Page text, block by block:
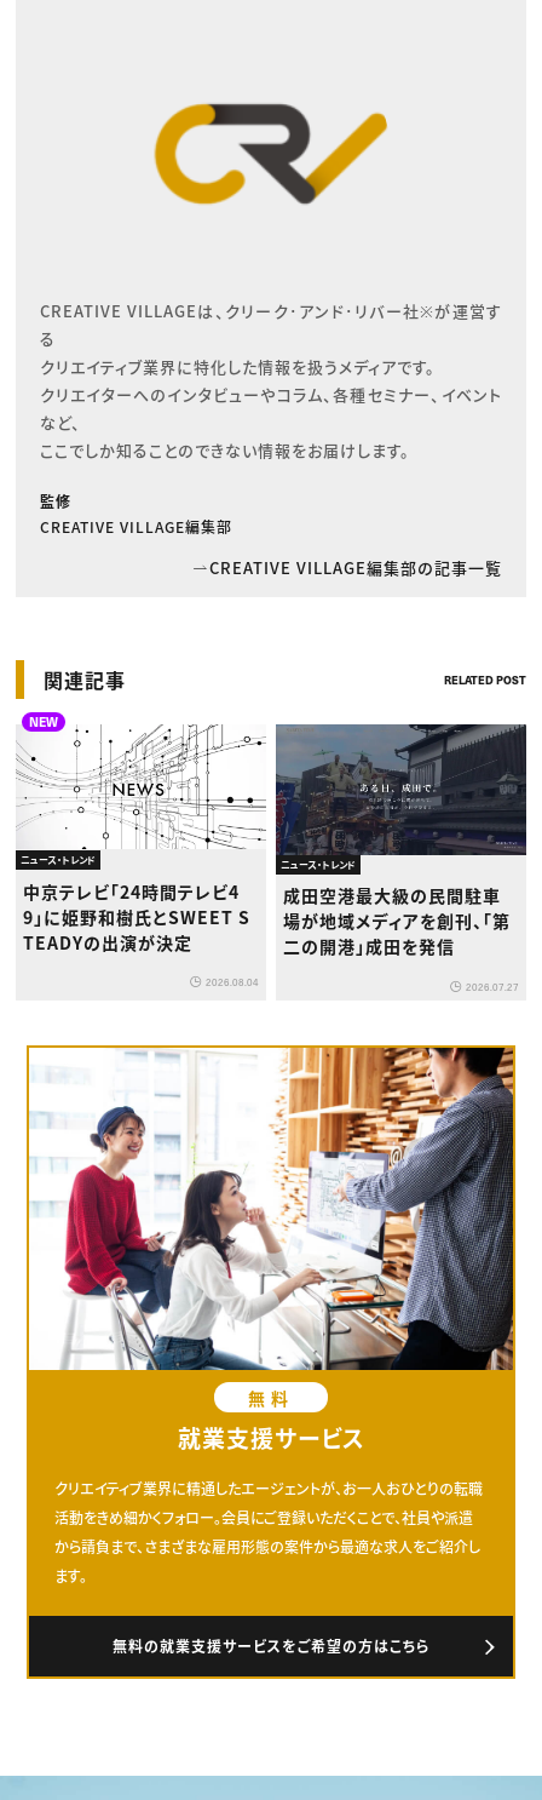
CREATIVE VILLAGEは、クリーク･アンド･リバー社※が運営す
る
クリエイティブ業界に特化した情報を扱うメディアです。
クリエイターへのインタビューやコラム、各種セミナー、イベント
など、
ここでしか知ることのできない情報をお届けします。
監修
CREATIVE VILLAGE編集部
CREATIVE VILLAGE編集部の記事一覧
関連記事 RELATED POST
NEW
ニュース・トレンド
中京テレビ「24時間テレビ4
9」に姫野和樹氏とSWEET S
TEADYの出演が決定
2026.08.04
ニュース・トレンド
成田空港最大級の民間駐車
場が地域メディアを創刊、「第
二の開港」成田を発信
2026.07.27
無料
就業支援サービス
クリエイティブ業界に精通したエージェントが、お一人おひとりの転職
活動をきめ細かくフォロー。会員にご登録いただくことで、社員や派遣
から請負まで、さまざまな雇用形態の案件から最適な求人をご紹介し
ます。
無料の就業支援サービスをご希望の方はこちら